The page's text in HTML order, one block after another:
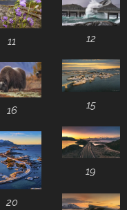
11 12
15
16
19
20